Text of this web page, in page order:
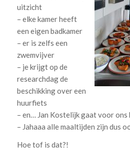
uitzicht
– elke kamer heeft
een eigen badkamer
– er is zelfs een
zwemvijver
– je krijgt op de
researchdag de
beschikking over een
huurfiets
– en… Jan Kostelijk gaat voor ons
– Jahaaa alle maaltijden zijn dus
Hoe tof is dat?!